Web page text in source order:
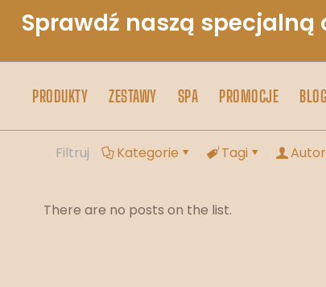
Sprawdź naszą
PRODUKTY ZESTAWY SPA PROMOCJE BLOG
Filtruj Kategorie Tagi
There are no posts on the list.